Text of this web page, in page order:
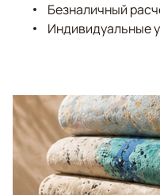
Безналичный
Индивидуальные